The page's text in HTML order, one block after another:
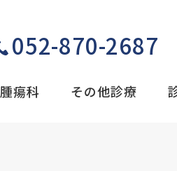
052-870-2687
腫瘍科 その他診療